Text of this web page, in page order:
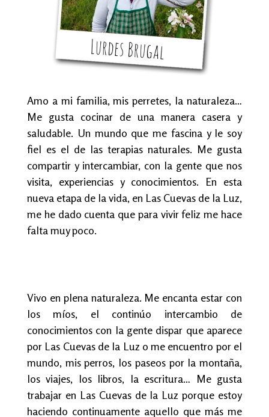
Amo a mi familia, mis perretes, la naturaleza…
Me gusta cocinar de una manera casera y
saludable. Un mundo que me fascina y le soy
fiel es el de las terapias naturales. Me gusta
compartir y intercambiar, con la gente que nos
visita, experiencias y conocimientos. En esta
nueva etapa de la vida, en Las Cuevas de la Luz,
me he dado cuenta que para vivir feliz me hace
falta muy poco.
Vivo en plena naturaleza. Me encanta estar con
los míos, el continúo intercambio de
conocimientos con la gente dispar que aparece
por Las Cuevas de la Luz o me encuentro por el
mundo, mis perros, los paseos por la montaña,
los viajes, los libros, la escritura… Me gusta
trabajar en Las Cuevas de la Luz porque estoy
haciendo continuamente aquello que más me